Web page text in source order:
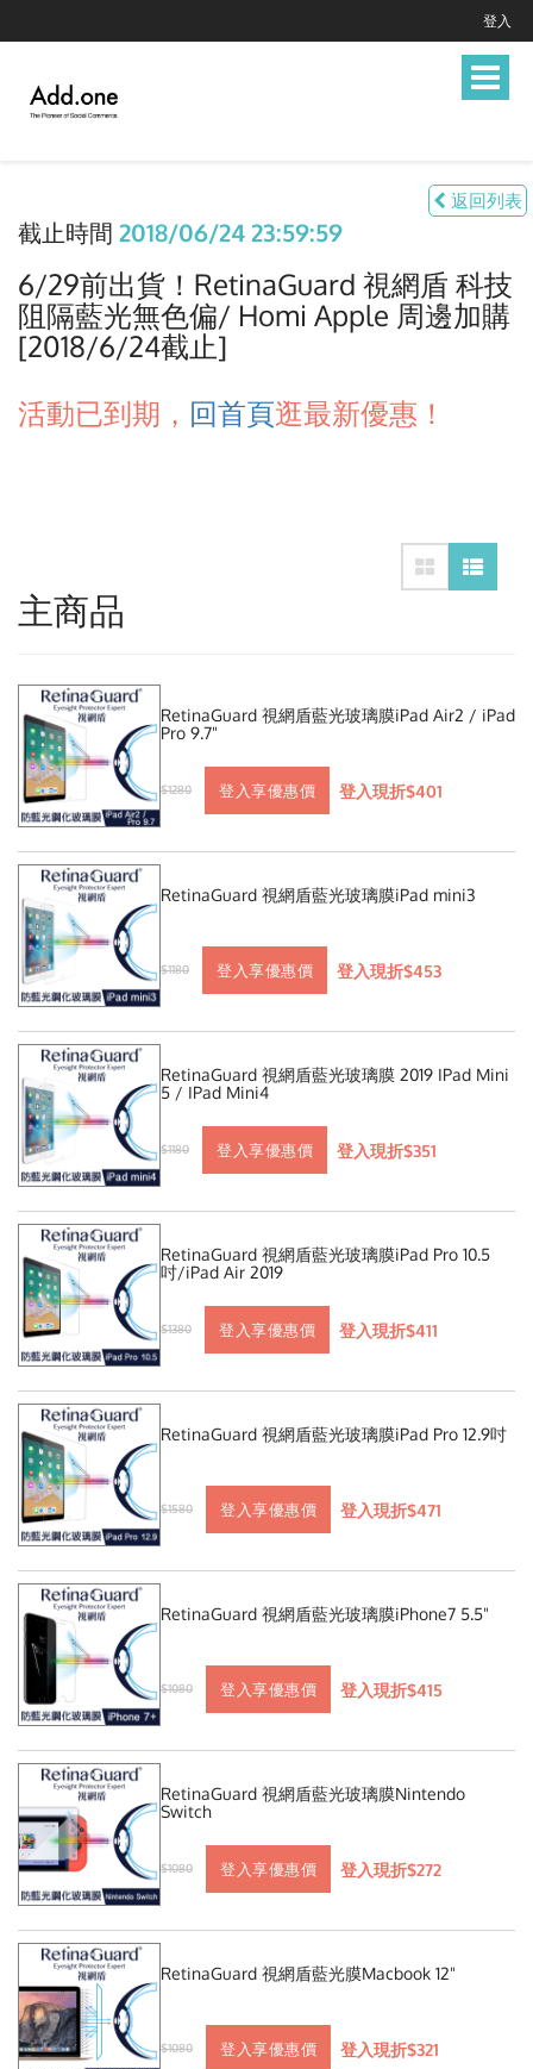
登入
Toggle
返回列表
截止時間 2018/06/24 23:59:59
6/29前出貨！RetinaGuard 視網盾 科技
阻隔藍光無色偏/ Homi Apple 周邊加購
[2018/6/24截止]
活動已到期， 回首頁逛最新優惠！
主商品
RetinaGuard 視網盾藍光玻璃膜iPad Air2 / iPad
Pro 9.7"
$1280 登入享優惠價 登入現折$401
RetinaGuard 視網盾藍光玻璃膜iPad mini3
$1180 登入享優惠價 登入現折$453
RetinaGuard 視網盾藍光玻璃膜 2019 IPad Mini
5 / IPad Mini4
$1180 登入享優惠價 登入現折$351
RetinaGuard 視網盾藍光玻璃膜iPad Pro 10.5
吋/iPad Air 2019
$1380 登入享優惠價 登入現折$411
RetinaGuard 視網盾藍光玻璃膜iPad Pro 12.9吋
$1580 登入享優惠價 登入現折$471
RetinaGuard 視網盾藍光玻璃膜iPhone7 5.5"
$1080 登入享優惠價 登入現折$415
RetinaGuard 視網盾藍光玻璃膜Nintendo
Switch
$1080 登入享優惠價 登入現折$272
RetinaGuard 視網盾藍光膜Macbook 12"
$1080 登入享優惠價 登入現折$321